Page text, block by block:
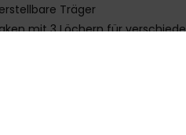
Träger
mit 3 Löchern für